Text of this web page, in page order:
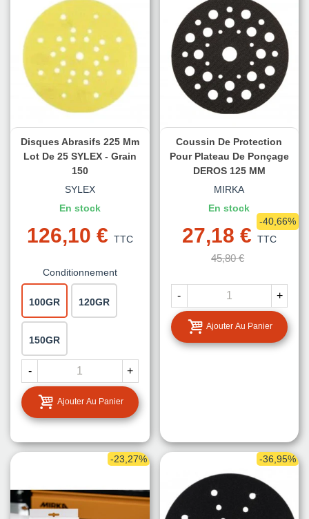
Disques Abrasifs 225 Mm
Lot De 25 SYLEX - Grain
150
SYLEX
En stock
126,10 € TTC
Conditionnement
100GR 120GR
150GR
- +
Ajouter Au Panier
Coussin De Protection
Pour Plateau De Ponçage
DEROS 125 MM
MIRKA
En stock
27,18 € TTC
45,80 €
-40,66%
- +
Ajouter Au Panier
-23,27% -36,95%